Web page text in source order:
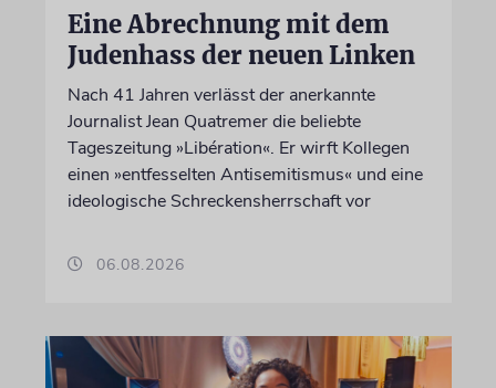
Eine Abrechnung mit dem
Judenhass der neuen Linken
Nach 41 Jahren verlässt der anerkannte
Journalist Jean Quatremer die beliebte
Tageszeitung »Libération«. Er wirft Kollegen
einen »entfesselten Antisemitismus« und eine
ideologische Schreckensherrschaft vor
06.08.2026